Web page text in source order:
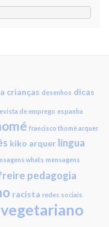
crianças desenhos dicas
de emprego espanha
francisco thomé arquer
kiko arquer língua
whats mensagens
pedagogia
racista redes sociais
vegetariano